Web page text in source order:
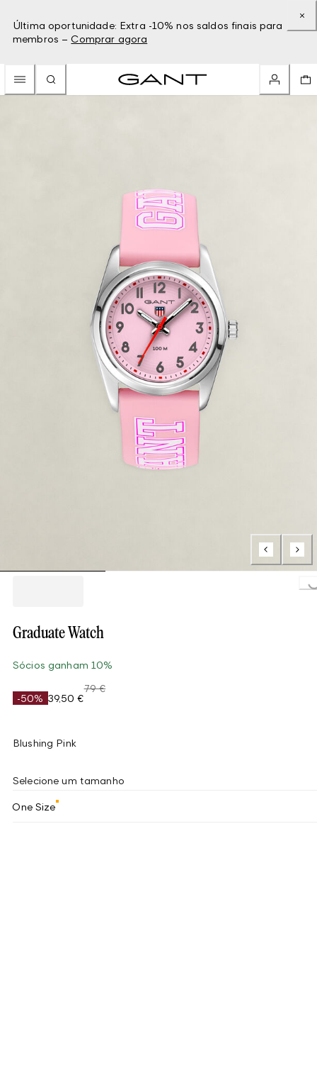
Última oportunidade: Extra -10% nos saldos finais para
membros – Comprar agora
Graduate Watch
Sócios ganham 10%
-50% 39,50 €
79 €
Blushing Pink
Selecione um tamanho
One Size